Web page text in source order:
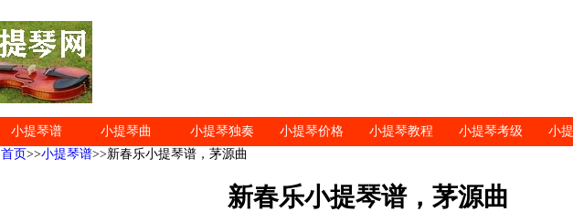
小提琴谱 小提琴曲 小提琴独奏 小提琴价格 小提琴教程 小提琴考级
小
首页>>小提琴谱>>新春乐小提琴谱，茅源曲
新春乐小提琴谱，茅源曲